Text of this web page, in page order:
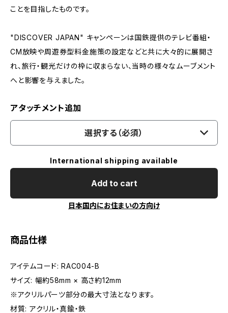
ことを目指したものです。
"DISCOVER JAPAN" キャンペーンは国鉄提供のテレビ番組・
CM放映や周遊券型料金施策の設定などと共に大々的に展開さ
れ、旅行・観光だけの枠に収まらない、当時の様々なムーブメント
へと影響を与えました。
アタッチメント追加
選択する（必須）
International shipping available
Add to cart
日本国内にお住まいの方向け
商品仕様
アイテムコード: RAC004-B
サイズ: 幅約58mm × 高さ約12mm
※アクリルパーツ部分の最大寸法となります。
材質: アクリル・真鍮・鉄